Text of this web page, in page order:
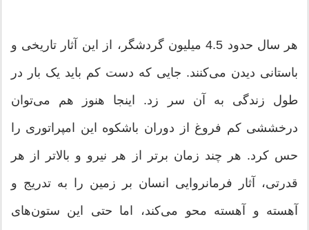
هر سال حدود 4.5 میلیون گردشگر، از این آثار تاریخی و
باستانی دیدن می‌کنند. جایی که دست کم باید یک بار در
طول زندگی به آن سر زد. اینجا هنوز هم می‌توان
درخششی کم فروغ از دوران باشکوه این امپراتوری را
حس کرد. هر چند زمان برتر از هر نیرو و بالاتر از هر
قدرتی، آثار فرمانروایی انسان بر زمین را به تدریج و
آهسته و آهسته محو می‌کند، اما حتی این ستون‌های